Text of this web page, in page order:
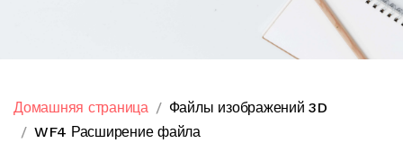
Домашняя страница
Файлы изображений 3D
WF4 Расширение файла